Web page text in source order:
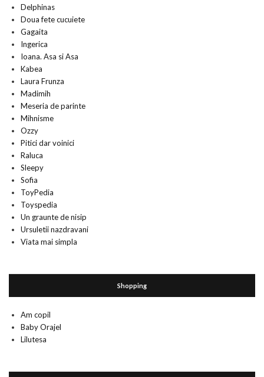
Delphinas
Doua fete cucuiete
Gagaita
Ingerica
Ioana. Asa si Asa
Kabea
Laura Frunza
Madimih
Meseria de parinte
Mihnisme
Ozzy
Pitici dar voinici
Raluca
Sleepy
Sofia
ToyPedia
Toyspedia
Un graunte de nisip
Ursuletii nazdravani
Viata mai simpla
Shopping
Am copil
Baby Orajel
Lilutesa